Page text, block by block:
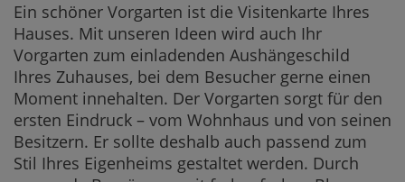
Ein schöner Vorgarten ist die Visitenkarte Ihres
Hauses. Mit unseren Ideen wird auch Ihr
Vorgarten zum einladenden Aushängeschild
Ihres Zuhauses, bei dem Besucher gerne einen
Moment innehalten. Der Vorgarten sorgt für den
ersten Eindruck – vom Wohnhaus und von seinen
Besitzern. Er sollte deshalb auch passend zum
Stil Ihres Eigenheims gestaltet werden. Durch